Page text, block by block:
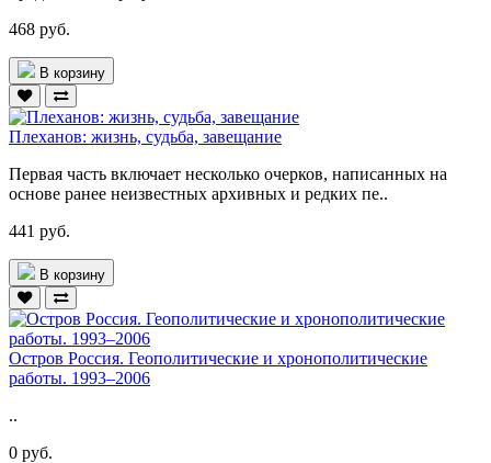
468 руб.
В корзину
Плеханов: жизнь, судьба, завещание
Первая часть включает несколько очерков, написанных на
основе ранее неизвестных архивных и редких пе..
441 руб.
В корзину
Остров Россия. Геополитические и хронополитические
работы. 1993–2006
..
0 руб.